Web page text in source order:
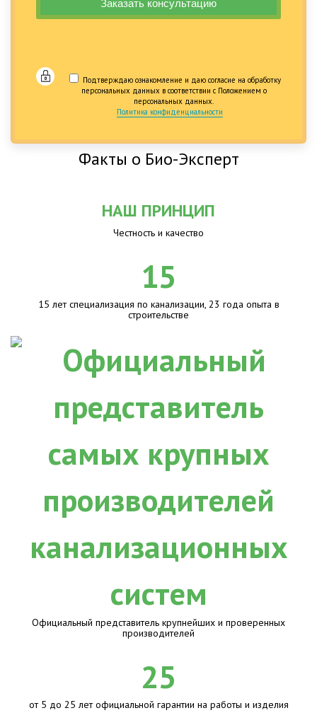
Подтверждаю ознакомление и даю согласие на обработку
персональных данных в соответствии с Положением о
персональных данных.
Политика конфиденциальности
Факты о Био-Эксперт
НАШ ПРИНЦИП
Честность и качество
15
15 лет специализация по канализации, 23 года опыта в
строительстве
Официальный представитель крупнейших и проверенных
производителей
25
от 5 до 25 лет официальной гарантии на работы и изделия